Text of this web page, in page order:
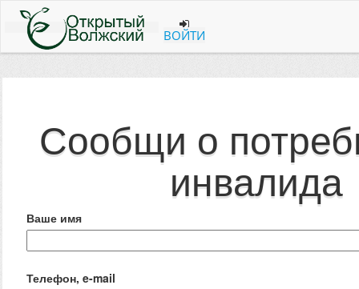
ВОЙТИ
Сообщи о
инвалида
Ваше имя
Телефон, e-mail